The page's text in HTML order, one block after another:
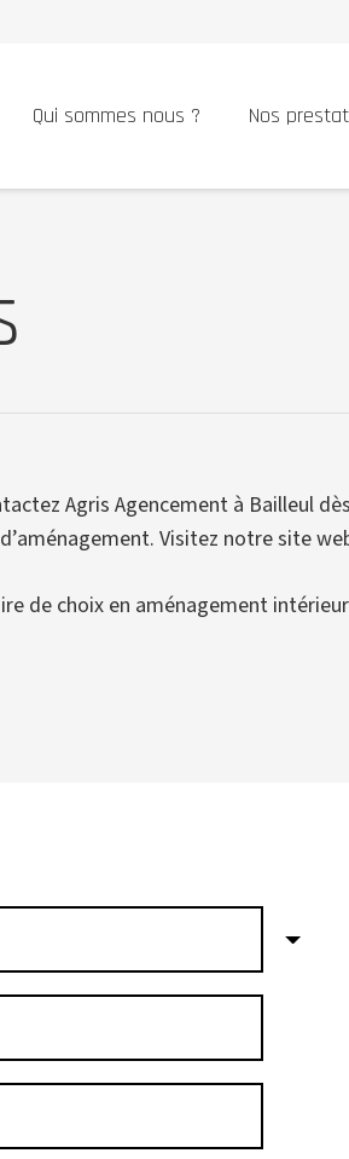
Qui sommes nous ? Nos
Agris Agencement à Bailleul
Visitez notre site
de choix en aménagement